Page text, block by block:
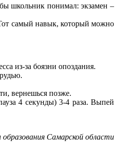
школьник понимал: экзамен –
Тот самый навык, который можно
из-за боязни опоздания.
вернешься позже.
4 секунды) 3-4 раза. Выпей
Самарской области